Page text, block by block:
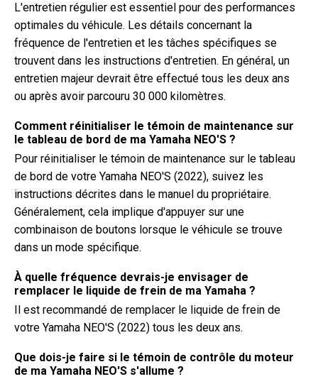
L'entretien régulier est essentiel pour des performances
optimales du véhicule. Les détails concernant la
fréquence de l'entretien et les tâches spécifiques se
trouvent dans les instructions d'entretien. En général, un
entretien majeur devrait être effectué tous les deux ans
ou après avoir parcouru 30 000 kilomètres.
Comment réinitialiser le témoin de maintenance sur
le tableau de bord de ma Yamaha NEO'S ?
Pour réinitialiser le témoin de maintenance sur le tableau
de bord de votre Yamaha NEO'S (2022), suivez les
instructions décrites dans le manuel du propriétaire.
Généralement, cela implique d'appuyer sur une
combinaison de boutons lorsque le véhicule se trouve
dans un mode spécifique.
À quelle fréquence devrais-je envisager de
remplacer le liquide de frein de ma Yamaha ?
Il est recommandé de remplacer le liquide de frein de
votre Yamaha NEO'S (2022) tous les deux ans.
Que dois-je faire si le témoin de contrôle du moteur
de ma Yamaha NEO'S s'allume ?